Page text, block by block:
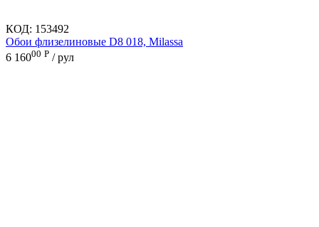
КОД: 153492
Обои флизелиновые D8 018, Milassa
6 16000 Р / рул